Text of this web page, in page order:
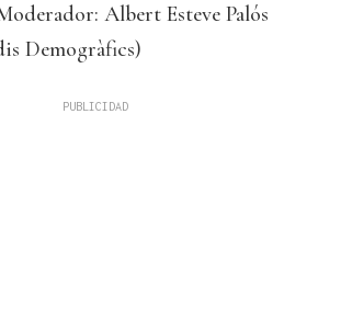
Albert Esteve Palós
Demogràfics)